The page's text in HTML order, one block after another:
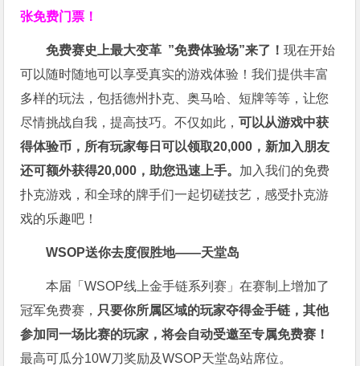
张免费门票！
免费赛史上最大变革 ”免费体验场”来了！现在开始
可以随时随地可以享受真实的游戏体验！我们提供丰富
多样的玩法，包括德州扑克、奥马哈、短牌等等，让您
尽情挑战自我，提高技巧。不仅如此，可以从游戏中获
得体验币，所有玩家每日可以领取20,000，新加入朋友
还可额外获得20,000，助您迅速上手。 加入我们的免费
扑克游戏，和全球的牌手们一起切磋技艺，感受扑克游
戏的乐趣吧！
WSOP送你去度假胜地——天堂岛
本届「WSOP线上金手链系列赛」在赛制上增加了
冠军免费赛， 只要你所属区域的玩家夺得金手链，其他
参加同一场比赛的玩家，将会自动受邀至专属免费赛！
最高可瓜分10W刀奖励及WSOP天堂岛站席位。